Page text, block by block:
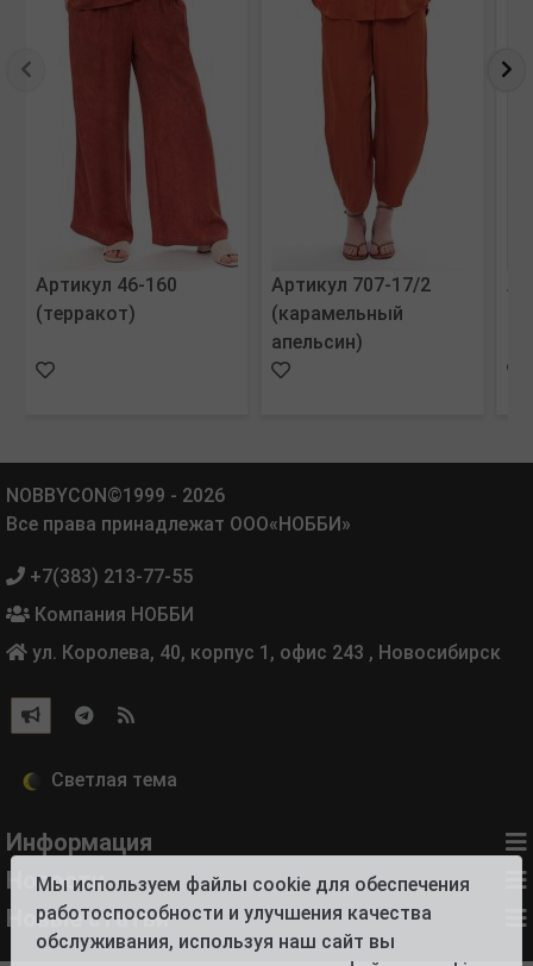
Артикул 46-160
(терракот)
Артикул 707-17/2
(карамельный
апельсин)
NOBBYCON©1999 - 2026
Все права принадлежат ООО«НОББИ»
+7(383) 213-77-55
Компания НОББИ
ул. Королева, 40, корпус 1, офис 243 , Новосибирск
Информация
Новости
Новые статьи
Мы используем файлы cookie для обеспечения
работоспособности и улучшения качества
обслуживания, используя наш сайт вы